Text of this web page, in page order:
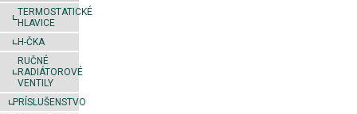
TERMOSTATICKÉ
HLAVICE
H-ČKA
RUČNÉ
RADIÁTOROVÉ
VENTILY
PRÍSLUŠENSTVO